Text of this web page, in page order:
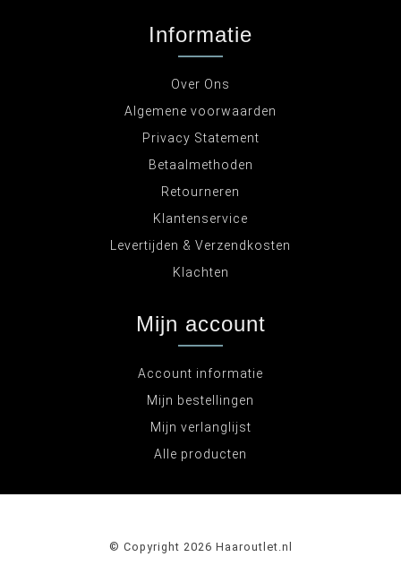
Informatie
Over Ons
Algemene voorwaarden
Privacy Statement
Betaalmethoden
Retourneren
Klantenservice
Levertijden & Verzendkosten
Klachten
Mijn account
Account informatie
Mijn bestellingen
Mijn verlanglijst
Alle producten
© Copyright 2026 Haaroutlet.nl